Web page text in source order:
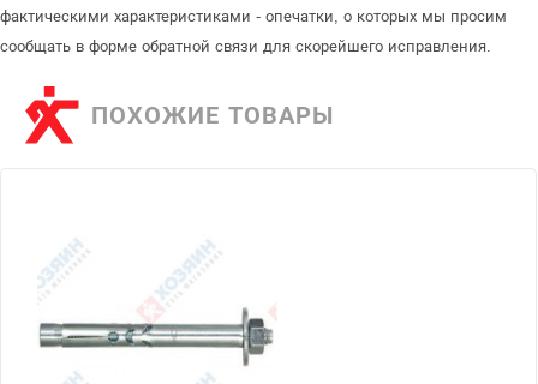
фактическими характеристиками - опечатки, о которых мы просим
сообщать в форме обратной связи для скорейшего исправления.
ПОХОЖИЕ ТОВАРЫ